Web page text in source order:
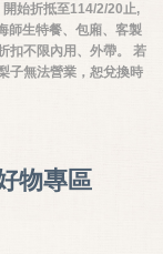
始折抵至114/2/20止,
師生特餐、包廂、客製
扣不限內用、外帶。 若
子無法營業，恕兌換時
物專區